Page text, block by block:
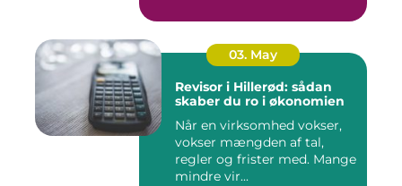
03. May
Revisor i Hillerød: sådan
skaber du ro i økonomien
Når en virksomhed vokser,
vokser mængden af tal,
regler og frister med. Mange
mindre vir...